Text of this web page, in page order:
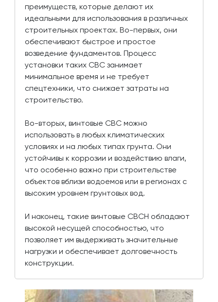
преимуществ, которые делают их
идеальными для использования в различных
строительных проектах. Во-первых, они
обеспечивают быстрое и простое
возведение фундаментов. Процесс
установки таких СВС занимает
минимальное время и не требует
спецтехники, что снижает затраты на
строительство.
Во-вторых, винтовые СВС можно
использовать в любых климатических
условиях и на любых типах грунта. Они
устойчивы к коррозии и воздействию влаги,
что особенно важно при строительстве
объектов вблизи водоемов или в регионах с
высоким уровнем грунтовых вод.
И наконец, такие винтовые СВСН обладают
высокой несущей способностью, что
позволяет им выдерживать значительные
нагрузки и обеспечивает долговечность
конструкции.